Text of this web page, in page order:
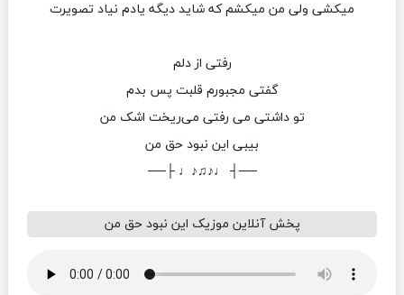
میکشی ولی من میکشم که شاید دیگه یادم نیاد تصویرت
رفتی از دلم
گفتی مجبورم قلبت پس بدم
تو داشتی می رفتی می‌ریخت اشک من
بیبی این نبود حق من
──┤ ♩♪♫♪♩ ├──
پخش آنلاین موزیک این نبود حق من